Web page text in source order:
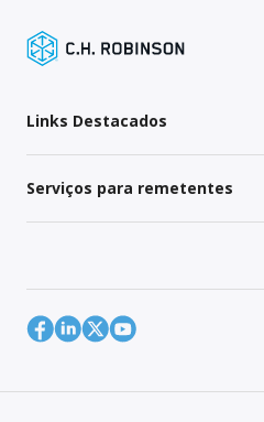
Links Destacados
Serviços para remetentes